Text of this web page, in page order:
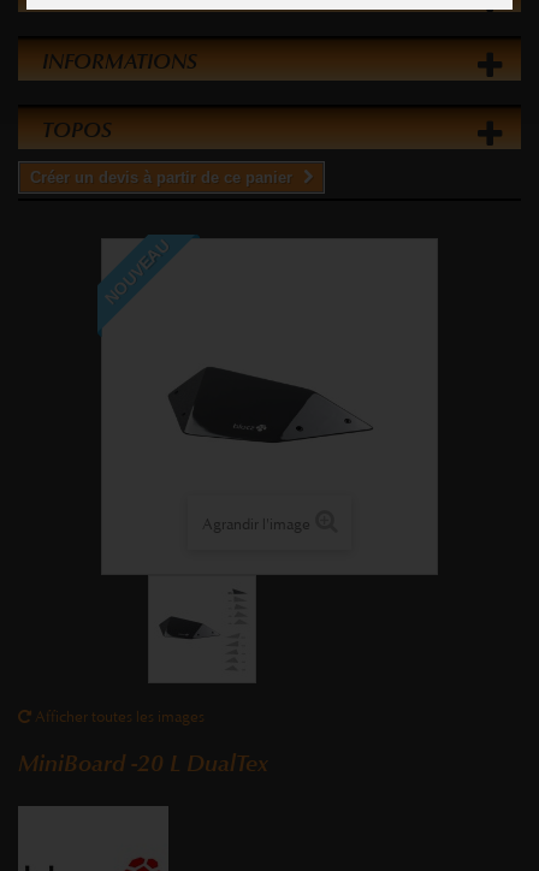
INFORMATIONS
TOPOS
Créer un devis à partir de ce panier
NOUVEAU
Agrandir l'image
Afficher toutes les images
MiniBoard -20 L DualTex